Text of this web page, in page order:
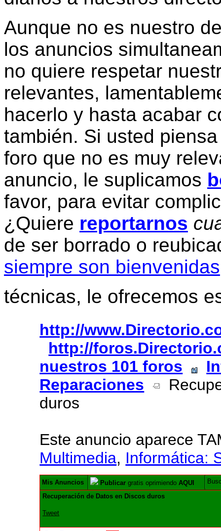
Aunque no es nuestro
los anuncios
no quiere respetar
relevantes,
hacerlo y hasta acabar
también. Si usted
foro que no es muy
anuncio, le suplicamos
favor, para evitar
¿Quiere reportarnos
de ser borrado o
siempre son bienvenidas
técnicas, le ofrecemos
http://
http://
nuestros 101 foros
Reparaciones
duros
Este anuncio aparece
Multimedia, Informática:
Mis Anuncios Publicar gratis oprimiendoAQUI
Recuperación de Datos en Discos duros
Tweet